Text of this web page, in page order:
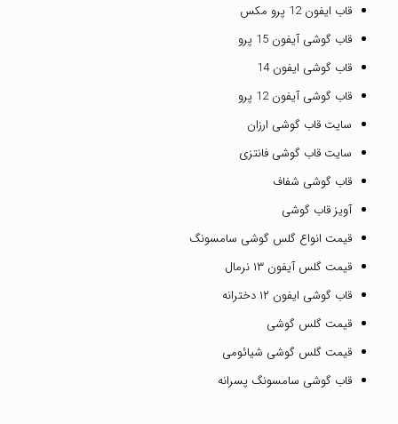
قاب ایفون 12 پرو مکس
قاب گوشی آیفون 15 پرو
قاب گوشی ایفون 14
قاب گوشی آیفون 12 پرو
سایت قاب گوشی ارزان
سایت قاب گوشی فانتزی
قاب گوشی شفاف
آویز قاب گوشی
قیمت انواع گلس گوشی سامسونگ
قیمت گلس آیفون ۱۳ نرمال
قاب گوشی ایفون ۱۲ دخترانه
قیمت گلس گوشی
قیمت گلس گوشی شیائومی
قاب گوشی سامسونگ پسرانه